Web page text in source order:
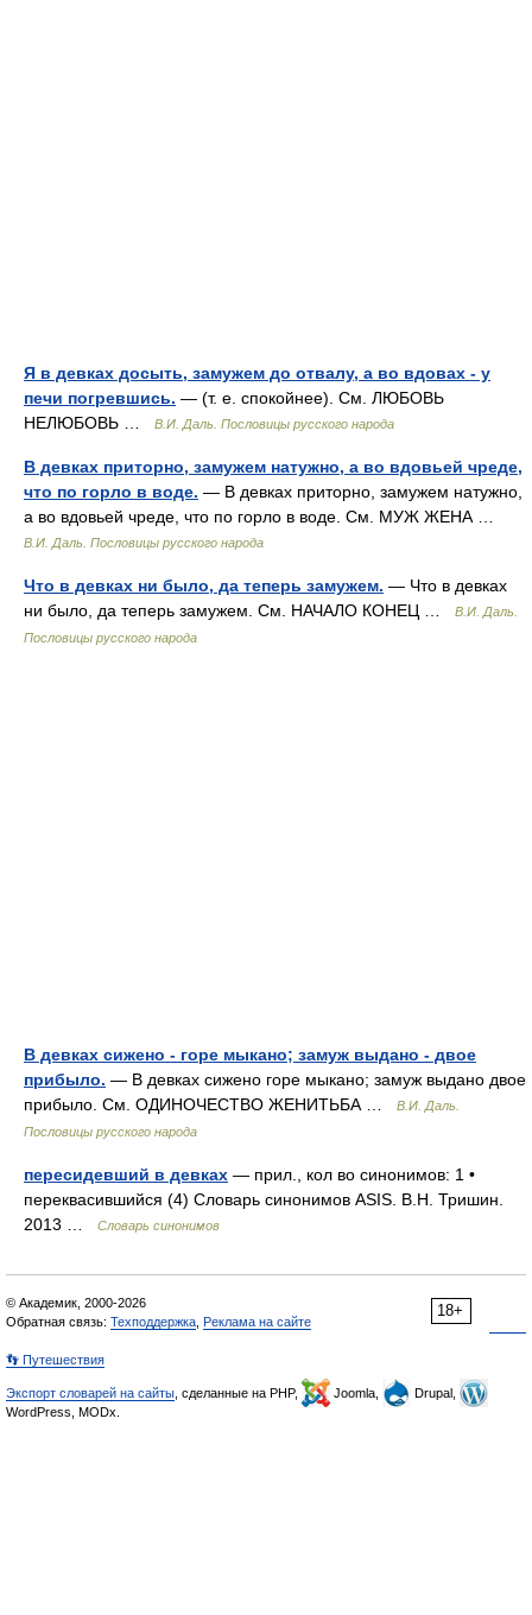
Я в девках досыть, замужем до отвалу, а во вдовах - у
печи погревшись. — (т. е. спокойнее). См. ЛЮБОВЬ
НЕЛЮБОВЬ …
В.И. Даль. Пословицы русского народа
В девках приторно, замужем натужно, а во вдовьей чреде,
что по горло в воде. — В девках приторно, замужем натужно,
а во вдовьей чреде, что по горло в воде. См. МУЖ ЖЕНА …
В.И. Даль. Пословицы русского народа
Что в девках ни было, да теперь замужем. — Что в девках
ни было, да теперь замужем. См. НАЧАЛО КОНЕЦ …
В.И. Даль.
Пословицы русского народа
В девках сижено - горе мыкано; замуж выдано - двое
прибыло. — В девках сижено горе мыкано; замуж выдано двое
прибыло. См. ОДИНОЧЕСТВО ЖЕНИТЬБА …
В.И. Даль.
Пословицы русского народа
пересидевший в девках — прил., кол во синонимов: 1 •
переквасившийся (4) Словарь синонимов ASIS. В.Н. Тришин.
2013 …
Словарь синонимов
18+
© Академик, 2000-2026
Обратная связь: Техподдержка Реклама на сайте
👣 Путешествия
Экспорт словарей на сайты , сделанные на PHP, Joomla,
Drupal,
WordPress, MODx.